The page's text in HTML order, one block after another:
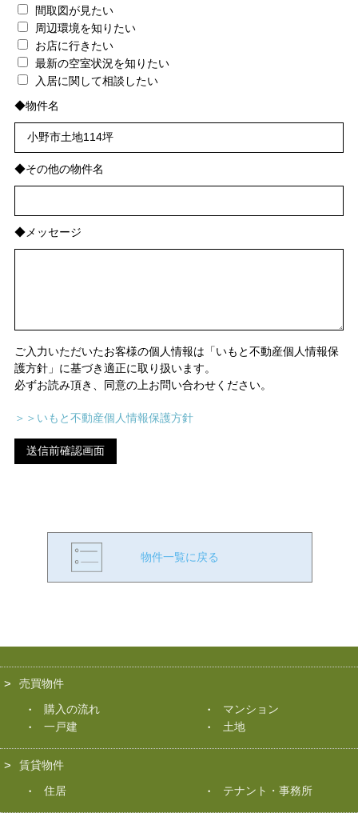
間取図が見たい
周辺環境を知りたい
お店に行きたい
最新の空室状況を知りたい
入居に関して相談したい
◆物件名
◆その他の物件名
◆メッセージ
ご入力いただいたお客様の個人情報は「いもと不動産個人情報保
護方針」に基づき適正に取り扱います。
必ずお読み頂き、同意の上お問い合わせください。
＞＞いもと不動産個人情報保護方針
物件一覧に戻る
売買物件
購入の流れ
マンション
一戸建
土地
賃貸物件
住居
テナント・事務所